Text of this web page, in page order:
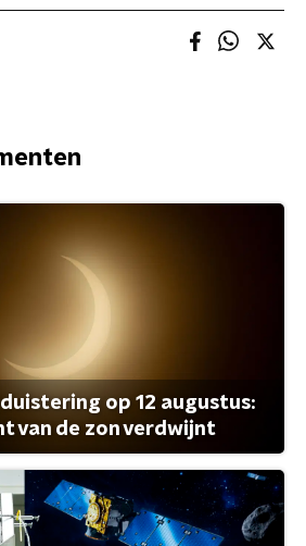
op 12 augustus:
van de zon verdwijnt